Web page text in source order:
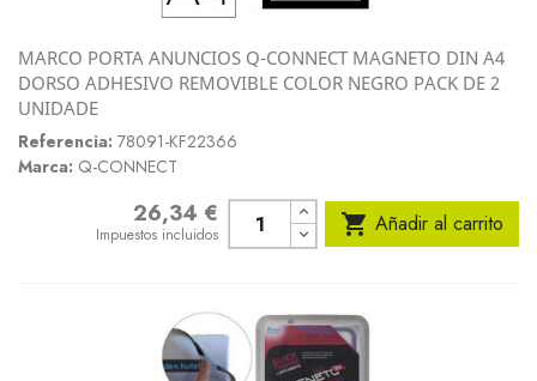
MARCO PORTA ANUNCIOS Q-CONNECT MAGNETO DIN A4
DORSO ADHESIVO REMOVIBLE COLOR NEGRO PACK DE 2
UNIDADE
Referencia: 78091-KF22366
Marca: Q-CONNECT
Precio26,34 €
Impuestos incluidos  Añadir al carrito